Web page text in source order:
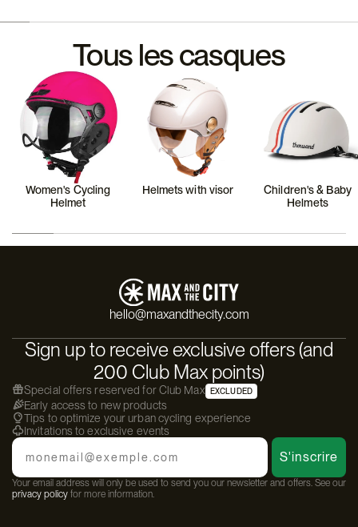
Tous les casques
Women's Cycling
Helmet
Helmets with visor
Children's & Baby
Helmets
hello@maxandthecity.com
Sign up to receive exclusive offers (and
200 Club Max points)
Special offers reserved for Club Max EXCLUDED
Early access to new products
Tips to optimize your urban cycling experience
Invitations to exclusive events
Email
S'inscrire
Your email address will only be used to send you our newsletter and offers. See our
privacy policy for more information.